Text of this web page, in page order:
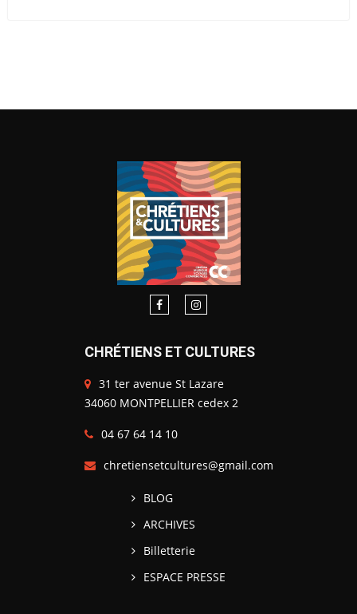
CHRÉTIENS ET CULTURES
31 ter avenue St Lazare
34060 MONTPELLIER cedex 2
04 67 64 14 10
chretiensetcultures@gmail.com
BLOG
ARCHIVES
Billetterie
ESPACE PRESSE